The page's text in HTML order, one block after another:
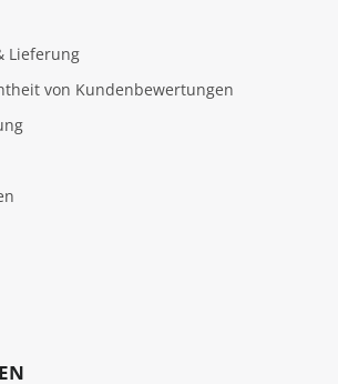
Lieferung
von Kundenbewertungen